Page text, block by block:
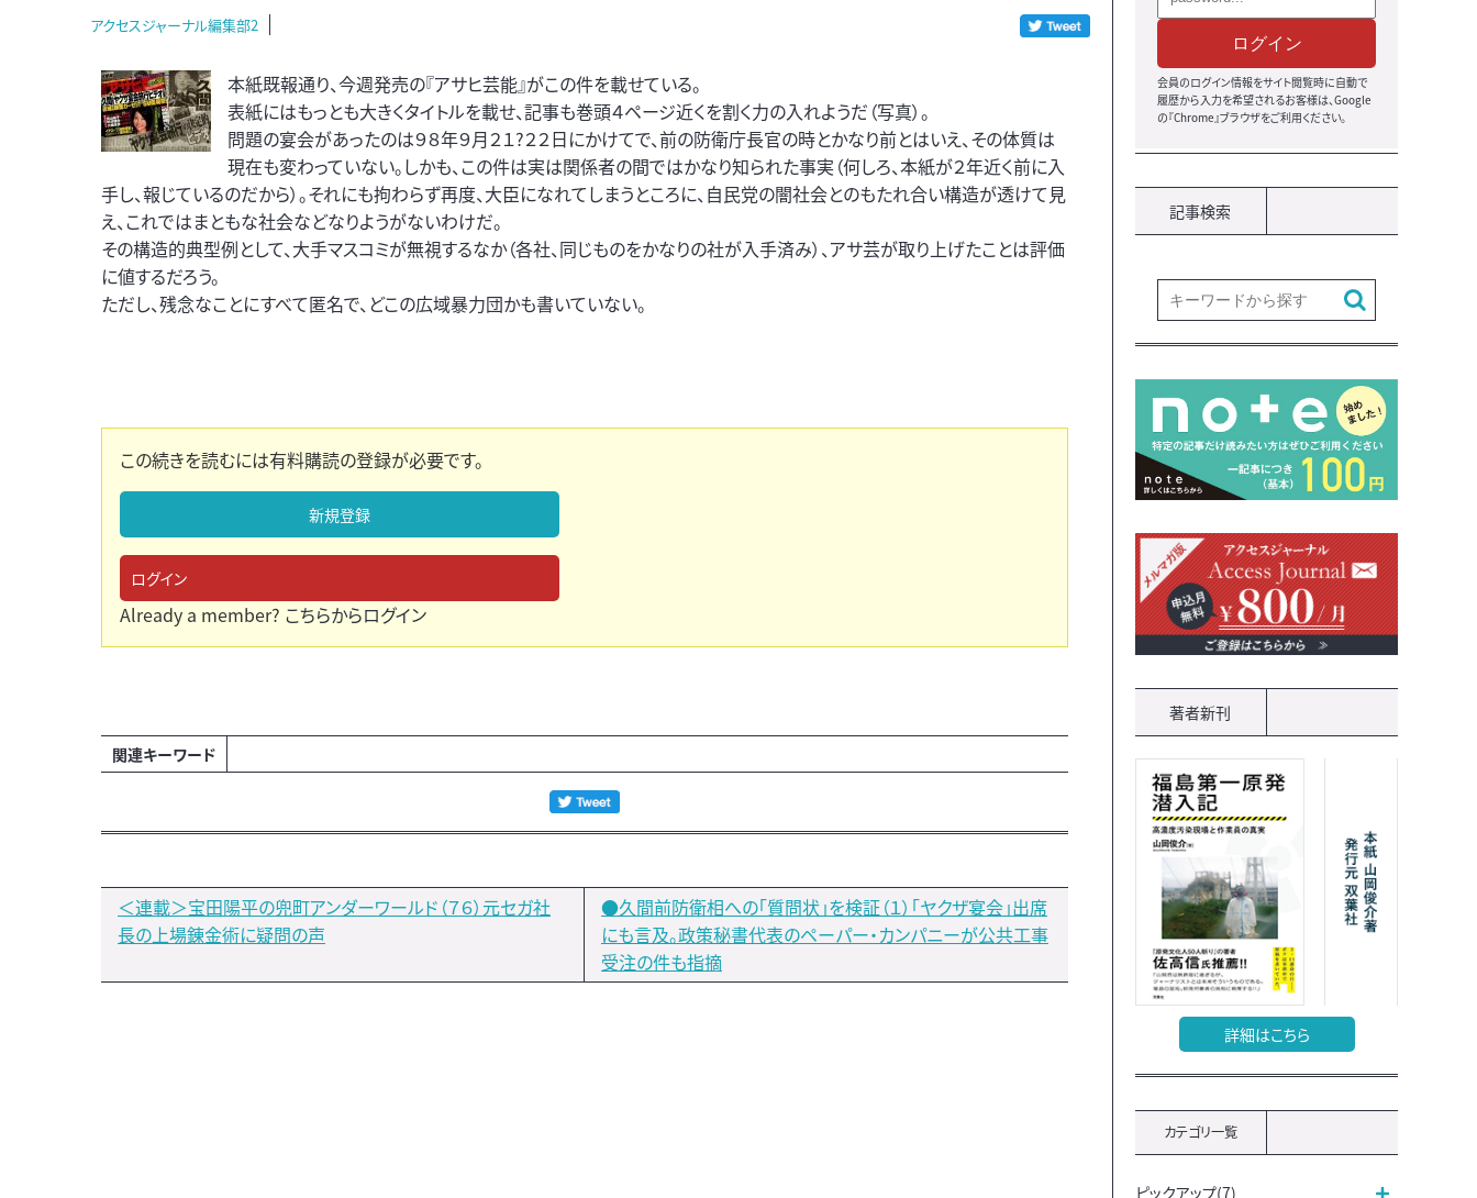
アクセスジャーナル編集部2
本紙既報通り、今週発売の『アサヒ芸能』がこの件を載せている。
表紙にはもっとも大きくタイトルを載せ、記事も巻頭４ページ近くを割く力の入れようだ（写真）。
問題の宴会があったのは９８年９月２１?２２日にかけてで、前の防衛庁長官の時とかなり前とはいえ、その体質は
現在も変わっていない。しかも、この件は実は関係者の間ではかなり知られた事実（何しろ、本紙が２年近く前に入
手し、報じているのだから）。それにも拘わらず再度、大臣になれてしまうところに、自民党の闇社会とのもたれ合い構造が透けて見
え、これではまともな社会などなりようがないわけだ。
その構造的典型例として、大手マスコミが無視するなか（各社、同じものをかなりの社が入手済み）、アサ芸が取り上げたことは評価
に値するだろう。
ただし、残念なことにすべて匿名で、どこの広域暴力団かも書いていない。
この続きを読むには有料購読の登録が必要です。
新規登録
ログイン
Already a member? こちらからログイン
関連キーワード
＜連載＞宝田陽平の兜町アンダーワールド（７６）元セガ社
長の上場錬金術に疑問の声
●久間前防衛相への「質問状」を検証（１）「ヤクザ宴会」出席
にも言及。政策秘書代表のペーパー・カンパニーが公共工事
受注の件も指摘
ログイン
会員のログイン情報をサイト閲覧時に自動で
履歴から入力を希望されるお客様は、Google
の『Chrome』ブラウザをご利用ください。
記事検索
著者新刊
詳細はこちら
カテゴリ一覧
ピックアップ(7)